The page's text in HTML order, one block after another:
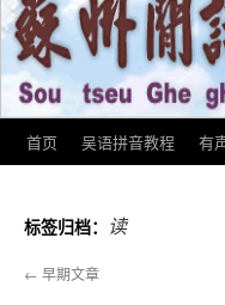
正
文
首页 吴语拼音教程 有
标签归档： 读
← 早期文章